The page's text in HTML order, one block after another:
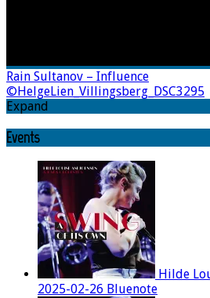
Rain Sultanov – Influence
©HelgeLien_Villingsberg_DSC3295
Expand
Events
Hilde
2025-02-26 Bluenote